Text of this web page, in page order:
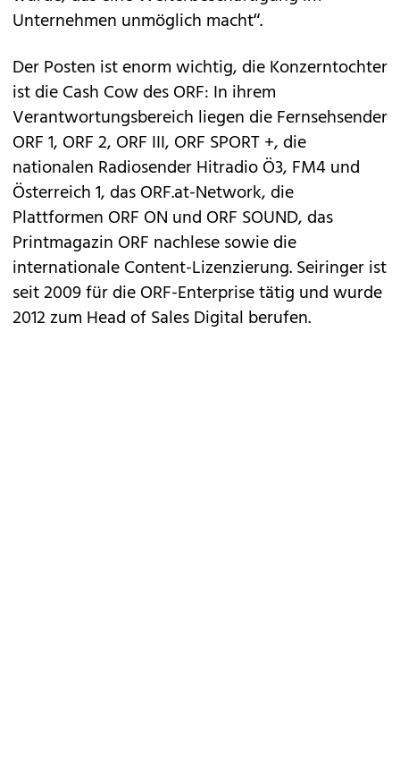
Unternehmen unmöglich macht“.
Der Posten ist enorm wichtig, die Konzerntochter
ist die Cash Cow des ORF: In ihrem
Verantwortungsbereich liegen die Fernsehsender
ORF 1, ORF 2, ORF III, ORF SPORT +, die
nationalen Radiosender Hitradio Ö3, FM4 und
Österreich 1, das ORF.at-Network, die
Plattformen ORF ON und ORF SOUND, das
Printmagazin ORF nachlese sowie die
internationale Content-Lizenzierung. Seiringer ist
seit 2009 für die ORF-Enterprise tätig und wurde
2012 zum Head of Sales Digital berufen.